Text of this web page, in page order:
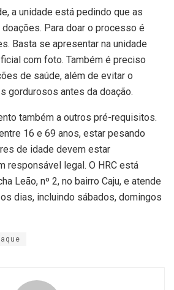
a unidade está pedindo que as
Para doar o processo é
Basta se apresentar na unidade
com foto. Também é preciso
de saúde, além de evitar o
gordurosos antes da doação.
também a outros pré-requisitos.
16 e 69 anos, estar pesando
de idade devem estar
responsável legal. O HRC está
Leão, nº 2, no bairro Caju, e atende
dias, incluindo sábados, domingos